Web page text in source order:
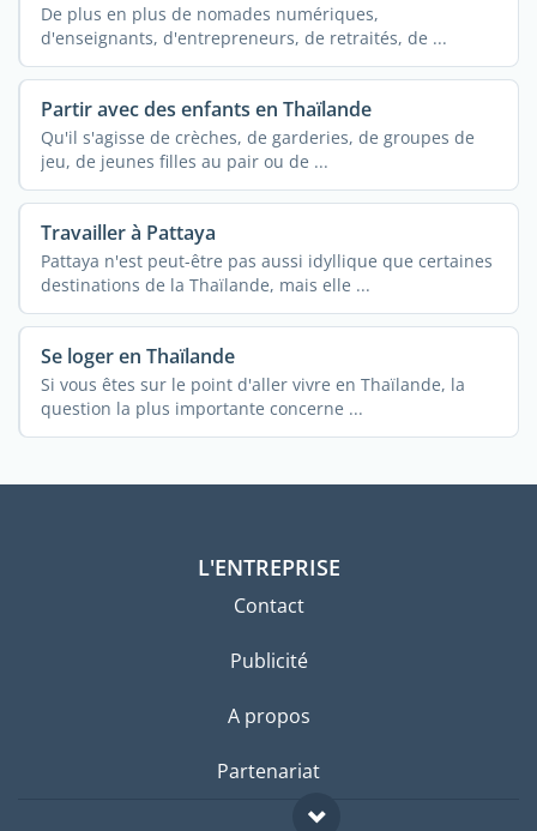
De plus en plus de nomades numériques,
d'enseignants, d'entrepreneurs, de retraités, de ...
Partir avec des enfants en Thaïlande
Qu'il s'agisse de crèches, de garderies, de groupes de
jeu, de jeunes filles au pair ou de ...
Travailler à Pattaya
Pattaya n'est peut-être pas aussi idyllique que certaines
destinations de la Thaïlande, mais elle ...
Se loger en Thaïlande
Si vous êtes sur le point d'aller vivre en Thaïlande, la
question la plus importante concerne ...
L'ENTREPRISE
Contact
Publicité
A propos
Partenariat